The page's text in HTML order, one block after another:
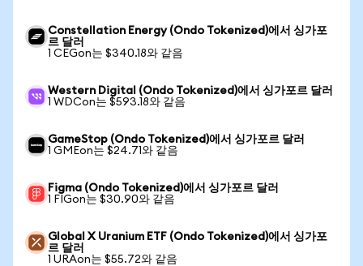
Constellation Energy (Ondo Tokenized)에서 싱가포
르 달러
1 CEGon는 $340.18와 같음
Western Digital (Ondo Tokenized)에서 싱가포르 달러
1 WDCon는 $593.18와 같음
GameStop (Ondo Tokenized)에서 싱가포르 달러
1 GMEon는 $24.71와 같음
Figma (Ondo Tokenized)에서 싱가포르 달러
1 FIGon는 $30.90와 같음
Global X Uranium ETF (Ondo Tokenized)에서 싱가포
르 달러
1 URAon는 $55.72와 같음